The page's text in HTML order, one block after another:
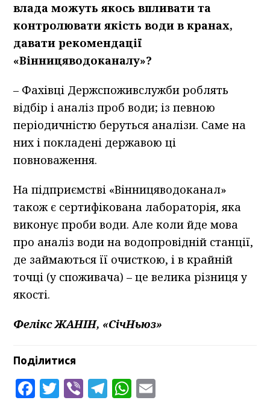
влада можуть якось впливати та
контролювати якість води в кранах,
давати рекомендації
«Вінницяводоканалу»?
– Фахівці Держспоживслужби роблять
відбір і аналіз проб води; із певною
періодичністю беруться аналізи. Саме на
них і покладені державою ці
повноваження.
На підприємстві «Вінницяводоканал»
також є сертифікована лабораторія, яка
виконує проби води. Але коли йде мова
про аналіз води на водопровідній станції,
де займаються її очисткою, і в крайній
точці (у споживача) – це велика різниця у
якості.
Фелікс ЖАНІН, «СічНьюз»
Поділитися
Facebook
Twitter
ViberTelegram
WhatsApp